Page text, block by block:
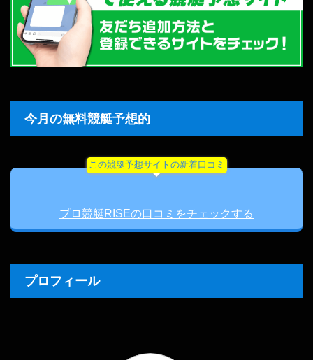
今月の無料競艇予想的
この競艇予想サイトの新着口コミ
プロ競艇RISEの口コミをチェックする
プロフィール